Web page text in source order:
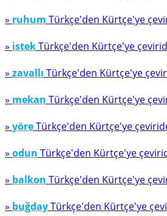
» ruhum Türkçe'den Kürtçe'ye
» istekTürkçe'den Kürtçe'ye
» zavallı Türkçe'den Kürtçe'ye
» mekan Türkçe'den Kürtçe'ye
» yöreTürkçe'den Kürtçe'ye
» odun Türkçe'den Kürtçe'ye
» balkon Türkçe'den Kürtçe'ye
» buğdayTürkçe'den Kürtçe'ye